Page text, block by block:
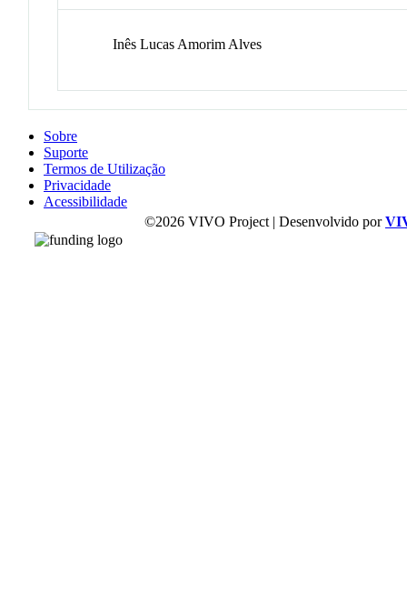
Inês Lucas Amorim Alves
Sobre
Suporte
Termos de Utilização
Privacidade
Acessibilidade
©2026 VIVO Project | Desenvolvido por